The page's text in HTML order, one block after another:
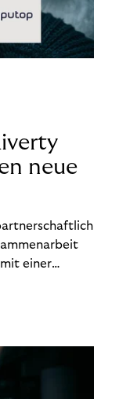
neue
einer
für Händler.